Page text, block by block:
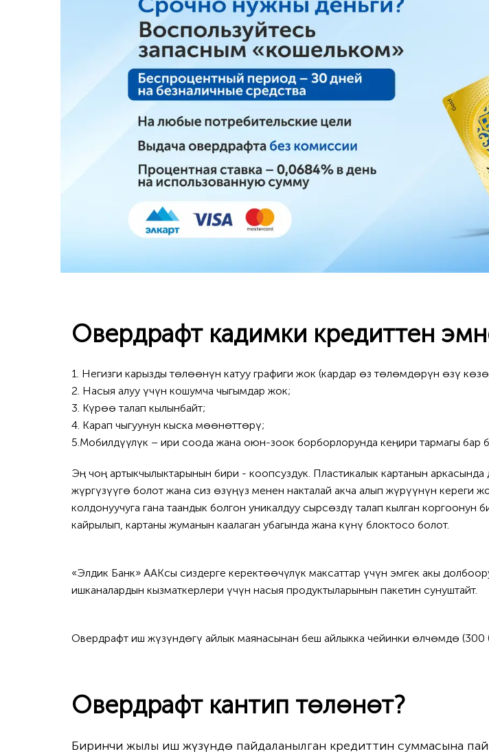
Овердрафт кадимки кредиттен
1. Негизги карызды төлөөнүн катуу графиги жок (кардар өз төлөмдөрүн өзү
2. Насыя алуу үчүн кошумча чыгымдар жок;
3. Күрөө талап кылынбайт;
4. Карап чыгуунун кыска мөөнөттөрү;
5.Мобилдүүлүк – ири соода жана оюн-зоок борборлорунда кеңири тармагы бар
Эң чоң артыкчылыктарынын бири - коопсуздук. Пластикалык картанын
жүргүзүүгө болот жана сиз өзүңүз менен накталай акча алып жүрүүнүн кереги
колдонуучуга гана таандык болгон уникалдуу сырсөздү талап кылган коргоонун
кайрылып, картаны жуманын каалаган убагында жана күнү блоктосо болот.
«Элдик Банк» ААКсы сиздерге керектөөчүлүк максаттар үчүн эмгек акы
ишканалардын кызматкерлери үчүн насыя продуктыларынын пакетин сунуштайт.
Овердрафт иш жүзүндөгү айлык маянасынан беш айлыкка чейинки өлчөмдө
Овердрафт кантип төлөнөт?
Биринчи жылы иш жүзүндө пайдаланылган кредиттин суммасына